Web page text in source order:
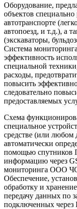
Оборудование,
объектов специально
автотранспорте
автопоезд, и т.д.), а
(экскаваторы,
Система
эффективность
специальной
расходы,
повысить
следовательно
предоставляемых
Схема
специальное
средстве (или любом
автоматически
помощью спутников
информацию через
мониторинга ООО
Обеспечение,
обработку и
передачу данных по
подключенных через